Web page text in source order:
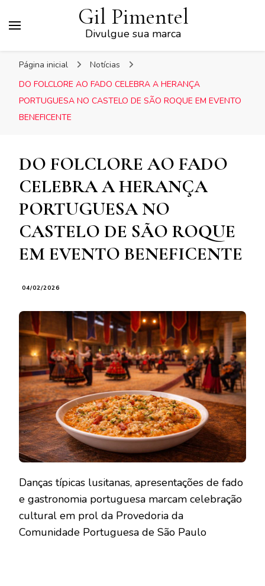
Gil Pimentel
Divulgue sua marca
Página inicial
Notícias
DO FOLCLORE AO FADO CELEBRA A HERANÇA
PORTUGUESA NO CASTELO DE SÃO ROQUE EM EVENTO
BENEFICENTE
DO FOLCLORE AO FADO
CELEBRA A HERANÇA
PORTUGUESA NO
CASTELO DE SÃO ROQUE
EM EVENTO BENEFICENTE
04/02/2026
Danças típicas lusitanas, apresentações de fado
e gastronomia portuguesa marcam celebração
cultural em prol da Provedoria da
Comunidade Portuguesa de São Paulo